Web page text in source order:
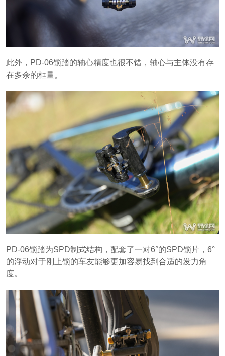
此外，PD-06锁踏的轴心精度也很不错，轴心与主体没有存
在多余的框量。
PD-06锁踏为SPD制式结构，配套了一对6°的SPD锁片，6°
的浮动对于刚上锁的车友能够更加容易找到合适的发力角
度。